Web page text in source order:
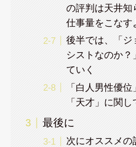
の評判は天井知
仕事量をこなす
後半では、「ジ
シストなのか
ていく
「白人男性優
「天才」に関
最後に
次にオススメの